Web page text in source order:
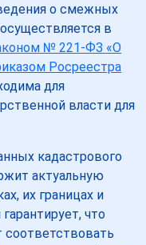
о смежных
в
№ 221-ФЗ «О
Росреестра
для
власти для
кадастрового
актуальную
их границах и
что